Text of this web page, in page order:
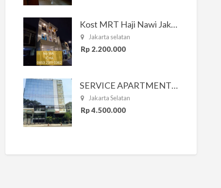
Kost MRT Haji Nawi Jakarta Selatan
Jakarta selatan
Rp 2.200.000
SERVICE APARTMENT SOUTH RESIDENCE
Jakarta Selatan
Rp 4.500.000